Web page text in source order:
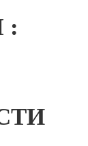
: